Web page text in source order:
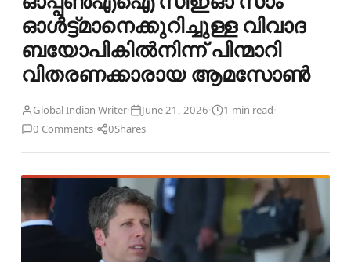
ഓൾട്ട്മാനെക്കുറിച്ചുള്ള വിവാദ
ബയോപികിൽനിന്ന് പിന്മാറി
വിതരണക്കാരായ ആമസോൺ
Global Indian Writer· June 21, 2026· 1 min read·
0 Comments· 0Shares